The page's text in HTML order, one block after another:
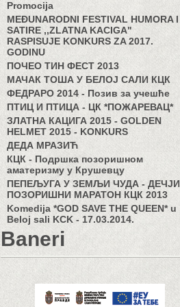
Promocija
MEĐUNARODNI FESTIVAL HUMORA I
SATIRE ,,ZLATNA KACIGA"
RASPISUJE KONKURS ZA 2017.
GODINU
ПОЧЕО ТИН ФЕСТ 2013
МАЧАК ТОША У БЕЛОЈ САЛИ КЦК
ФЕДРАРО 2014 - Позив за учешће
ПТИЦ И ПТИЦА - ЦК *ПОЖАРЕВАЦ*
ЗЛАТНА КАЦИГА 2015 - GOLDEN
HELMET 2015 - KONKURS
ДЕДА МРАЗИЋ
КЦК - Подршка позоришном
аматеризму у Крушевцу
ПЕПЕЉУГА У ЗЕМЉИ ЧУДА - ДЕЧЈИ
ПОЗОРИШНИ МАРАТОН КЦК 2013
Komedija *GOD SAVE THE QUEEN* u
Beloj sali KCK - 17.03.2014.
Baneri